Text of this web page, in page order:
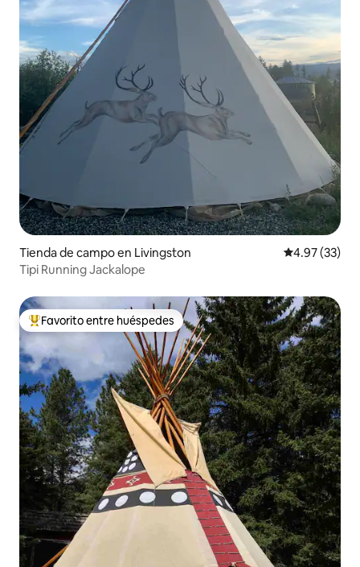
Tienda de campo en Livingston Calificación
4.97 (33)
Tipi Running Jackalope
Favorito entre huéspedes preferido
Favorito entre huéspedes